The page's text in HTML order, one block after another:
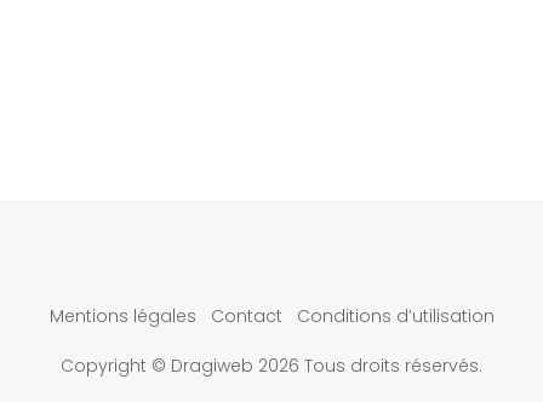
Mentions légales Contact Conditions d’utilisation
Copyright © Dragiweb 2026 Tous droits réservés.